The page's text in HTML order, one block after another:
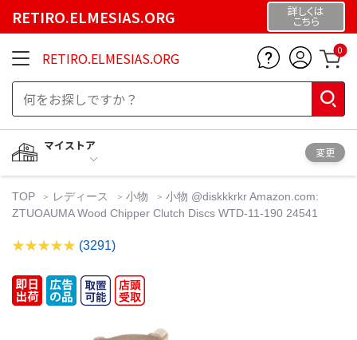
RETIRO.ELMESIAS.ORG 詳しくは
こちら
RETIRO.ELMESIAS.ORG 0
マイストア
変更
TOP レディース 小物
小物 @diskkkrkr Amazon.com:
ZTUOAUMA Wood Chipper Clutch Discs WTD-11-190 24541
(3291)